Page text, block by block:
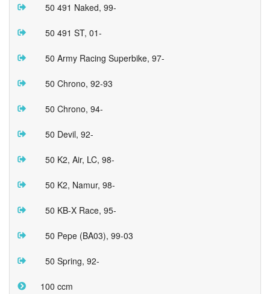
50 491 Naked, 99-
50 491 ST, 01-
50 Army Racing Superbike, 97-
50 Chrono, 92-93
50 Chrono, 94-
50 Devil, 92-
50 K2, Air, LC, 98-
50 K2, Namur, 98-
50 KB-X Race, 95-
50 Pepe (BA03), 99-03
50 Spring, 92-
100 ccm